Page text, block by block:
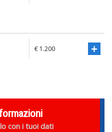
€ 1.200
con i tuoi dati